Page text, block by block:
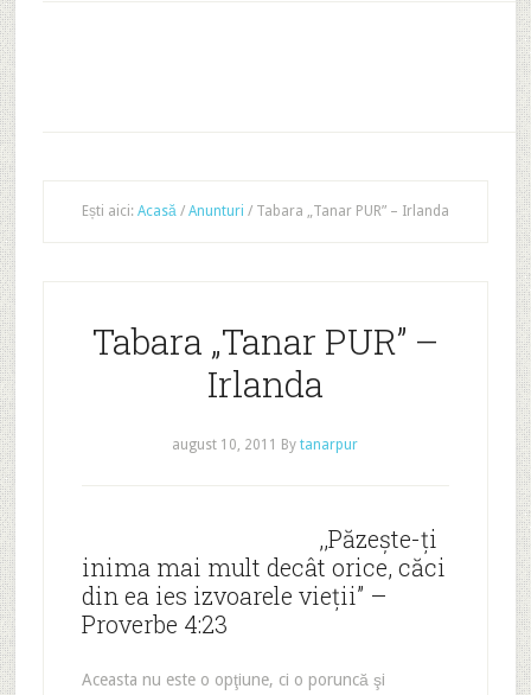
Ești aici: Acasă / Anunturi /Tabara „Tanar PUR” – Irlanda
Tabara „Tanar PUR” –
Irlanda
august 10, 2011 Bytanarpur
,,Păzeşte-ţi
inima mai mult decât orice, căci
din ea ies izvoarele vieţii” –
Proverbe 4:23
Aceasta nu este o opţiune, ci o poruncă şi